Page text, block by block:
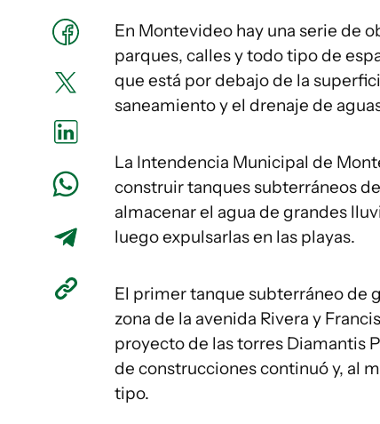
En Montevideo hay una serie de
parques, calles y todo tipo de
que está por debajo de la
saneamiento y el drenaje de
La Intendencia Municipal de
construir tanques subterráneos
almacenar el agua de grandes
luego expulsarlas en las playas.
El primer tanque subterráneo de
zona de la avenida Rivera y
proyecto de las torres Diamantis
de construcciones continuó y, al
tipo.